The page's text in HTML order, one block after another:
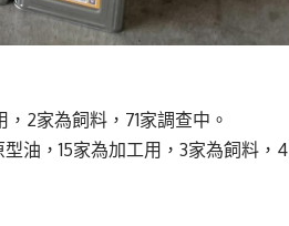
2家為飼料，71家調查中。
油，15家為加工用，3家為飼料，4